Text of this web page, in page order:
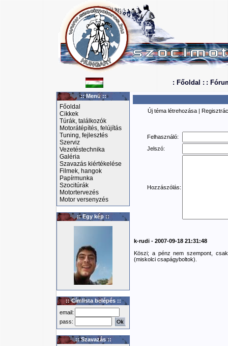
: Főoldal : :
:: Menü ::
Főoldal
Cikkek
Túrák, találkozók
Motorátépítés, felújítás
Tuning, fejlesztés
Szerviz
Vezetéstechnika
Galéria
Szavazás kiértékelése
Filmek, hangok
Papírmunka
Szocitúrák
Motortervezés
Motor versenyzés
:: Egy kép ::
:: Címlista belépés ::
email:
pass:
:: Szavazás ::
Új téma létrehozása |
Felhasználó:
Jelszó:
Hozzászólás:
k-rudi - 2007-09-18 21:31:48
Köszi; a pénz nem szempont,
(miskolci csapágyboltok).